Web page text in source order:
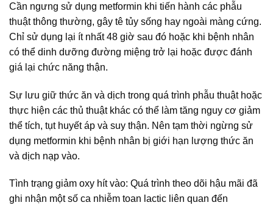
Cần ngưng sử dụng metformin khi tiến hành các phẫu
thuật thông thường, gây tê tủy sống hay ngoài màng cứng.
Chỉ sử dụng lại ít nhất 48 giờ sau đó hoặc khi bệnh nhân
có thể dinh dưỡng đường miệng trở lại hoặc được đánh
giá lại chức năng thận.
Sự lưu giữ thức ăn và dịch trong quá trình phẫu thuật hoặc
thực hiện các thủ thuật khác có thể làm tăng nguy cơ giảm
thể tích, tụt huyết áp và suy thận. Nên tạm thời ngừng sử
dụng metformin khi bệnh nhân bị giới hạn lượng thức ăn
và dịch nạp vào.
Tình trạng giảm oxy hít vào: Quá trình theo dõi hậu mãi đã
ghi nhận một số ca nhiễm toan lactic liên quan đến